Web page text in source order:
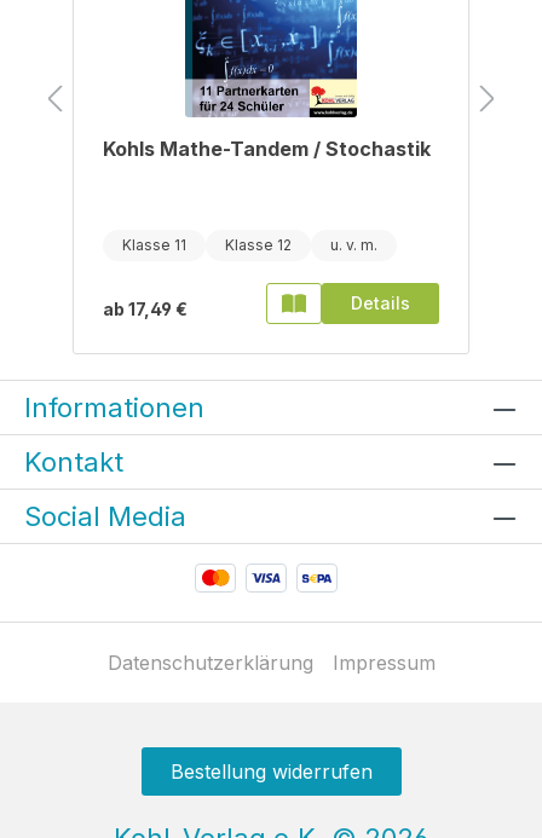
Kohls Mathe-Tandem / Stochastik
Klasse 11 Klasse 12
ab 17,49 € Details
Informationen
Kontakt
Social Media
Datenschutzerklärung Impressum
Bestellung widerrufen